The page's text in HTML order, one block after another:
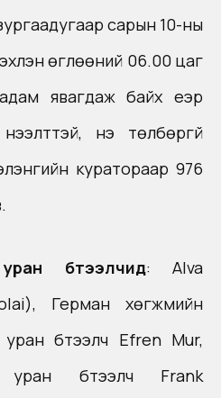
зургаадугаар сарын 10-ны
өглөөний 06.00 цаг
явагдаж байх үеэр
үнэ төлбөргүй
куратораар 976
бүтээлчид: Alva
Герман хөгжмийн
бүтээлч Efren Mur,
бүтээлч Frank